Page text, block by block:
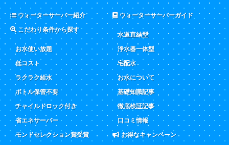
ウォーターサーバー紹介
こだわり条件から探す
お水使い放題
低コスト
ラクラク給水
ボトル保管不要
チャイルドロック付き
省エネサーバー
モンドセレクション賞受賞
ウォーターサーバーガイド
水道直結型
浄水器一体型
宅配水
お水について
基礎知識記事
徹底検証記事
口コミ情報
お得なキャンペーン